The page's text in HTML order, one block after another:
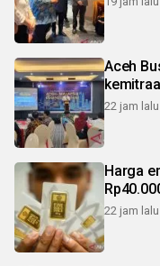
Aceh
22 jam lalu
Harga
22 jam lalu